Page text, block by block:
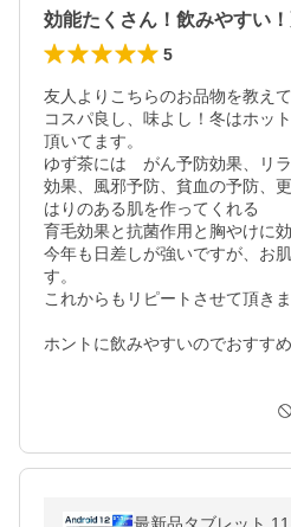
5
友人よりこちらのお品物を教えて
コスパ良し、味よし！冬はホッ
頂いてます。
ゆず茶には　がん予防効果、リ
効果、風邪予防、貧血の予防、
はりのある肌を作ってくれる
育毛効果と抗菌作用と胸やけに
今年も日差しが強いですが、お
す。
これからもリピートさせて頂きま
ホントに飲みやすいのでおすすめ